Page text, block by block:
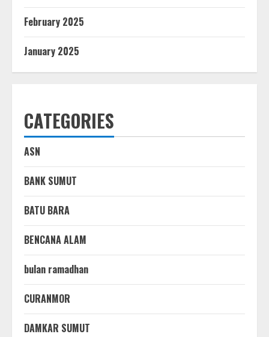
February 2025
January 2025
CATEGORIES
ASN
BANK SUMUT
BATU BARA
BENCANA ALAM
bulan ramadhan
CURANMOR
DAMKAR SUMUT